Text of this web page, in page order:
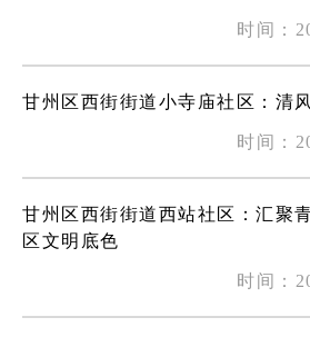
时间：
甘州区西街街道小寺庙社区：清
时间：
甘州区西街街道西站社区：汇聚
区文明底色
时间：